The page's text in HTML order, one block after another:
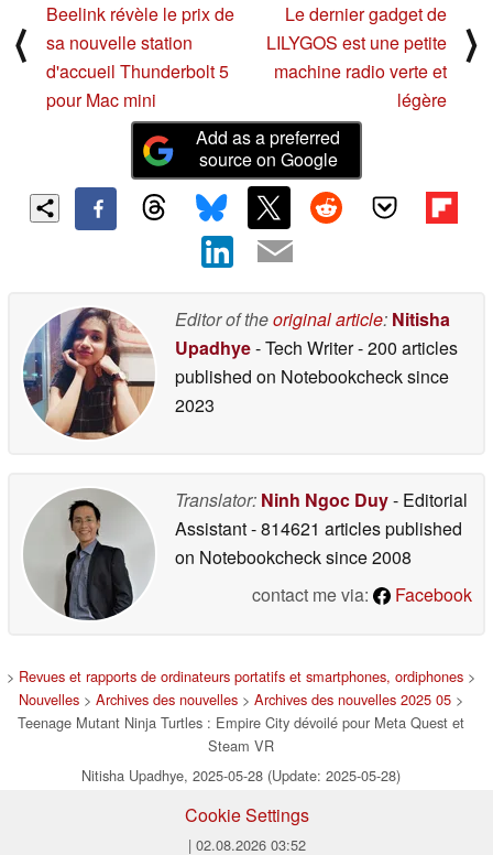
⟨
Beelink révèle le prix de
sa nouvelle station
d'accueil Thunderbolt 5
pour Mac mini
Le dernier gadget de
LILYGOS est une petite
machine radio verte et
légère
⟩
Add as a preferred
source on Google
Editor of theoriginal article: Nitisha
Upadhye- Tech Writer- 200 articles
published on Notebookchecksince
2023
Translator: Ninh Ngoc Duy- Editorial
Assistant- 814621 articles published
on Notebookchecksince 2008
contact me via:
Facebook
> Revues et rapports de ordinateurs portatifs et smartphones, ordiphones >
Nouvelles > Archives des nouvelles > Archives des nouvelles 2025 05 >
Teenage Mutant Ninja Turtles : Empire City dévoilé pour Meta Quest et
Steam VR
Nitisha Upadhye, 2025-05-28 (Update: 2025-05-28)
Cookie Settings
| 02.08.2026 03:52